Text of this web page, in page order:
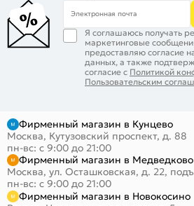
Электронная почта
Я соглашаюсь получать
маркетинговые
предоставляю согласие
данных, а также
согласие с Политикой
Пользовательским
Фирменный магазин в Кунцево
Москва, Кутузовский проспект, д. 88
пн-вс: с 9:00 до 21:00
Фирменный магазин в Медведково
Москва, ул. Осташковская, д. 22,
пн-вс: с 9:00 до 21:00
Фирменный магазин в Новокосино